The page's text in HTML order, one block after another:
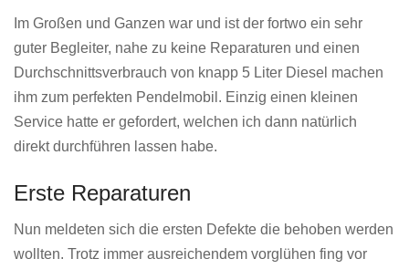
Im Großen und Ganzen war und ist der fortwo ein sehr
guter Begleiter, nahe zu keine Reparaturen und einen
Durchschnittsverbrauch von knapp 5 Liter Diesel machen
ihm zum perfekten Pendelmobil. Einzig einen kleinen
Service hatte er gefordert, welchen ich dann natürlich
direkt durchführen lassen habe.
Erste Reparaturen
Nun meldeten sich die ersten Defekte die behoben werden
wollten. Trotz immer ausreichendem vorglühen fing vor